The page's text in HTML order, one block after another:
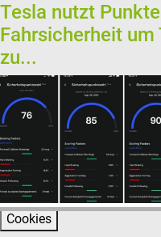
Tesla nutzt
Fahrsicherheit um
zu...
Cookies